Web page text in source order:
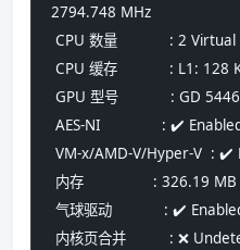
2794.748 MHz
CPU 数量            : 2 Virtual
CPU 缓存            : L1: 128
GPU 型号            : GD 5446
AES-NI              : ✔️ Enabled
VM-x/AMD-V/Hyper-V  : ✔️
内存                : 326.19
气球驱动            : ✔️
内核页合并          : ❌